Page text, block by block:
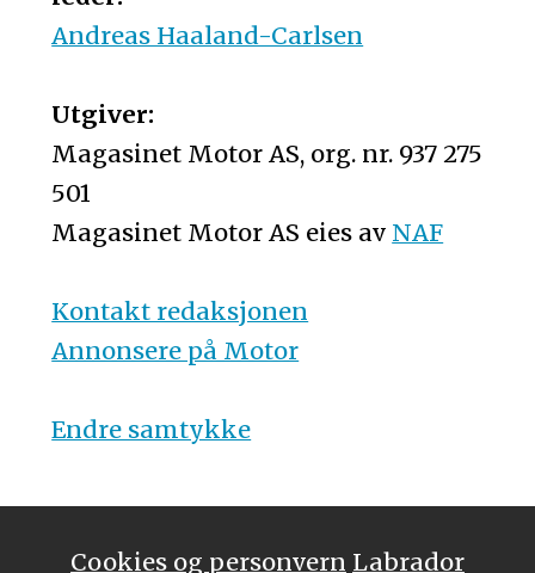
Andreas Haaland-Carlsen
Utgiver:
Magasinet Motor AS, org. nr. 937 275
501
Magasinet Motor AS eies av NAF
Kontakt redaksjonen
Annonsere på Motor
Endre samtykke
Cookies og personvern Labrador